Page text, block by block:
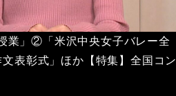
業」②「米沢中央女子バレー全
表彰式」ほか【特集】全国コン